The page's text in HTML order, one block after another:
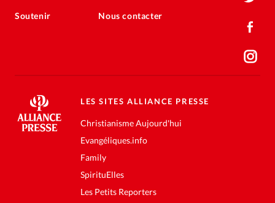
Soutenir Nous contacter
LES SITES ALLIANCE PRESSE
Christianisme Aujourd'hui
Evangéliques.info
Family
SpirituElles
Les Petits Reporters